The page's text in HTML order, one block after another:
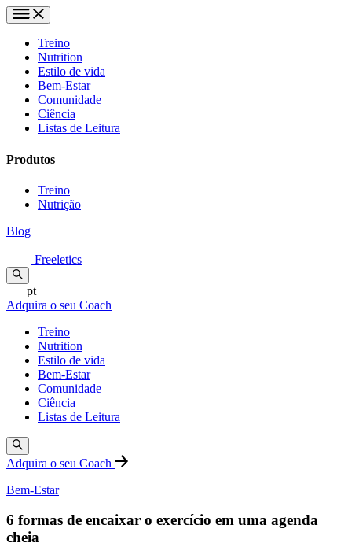
Treino
Nutrition
Estilo de vida
Bem-Estar
Comunidade
Ciência
Listas de Leitura
Produtos
Treino
Nutrição
Blog
Freeletics
pt
Adquira o seu Coach
Treino
Nutrition
Estilo de vida
Bem-Estar
Comunidade
Ciência
Listas de Leitura
Adquira o seu Coach
Bem-Estar
6 formas de encaixar o exercício em uma agenda
cheia